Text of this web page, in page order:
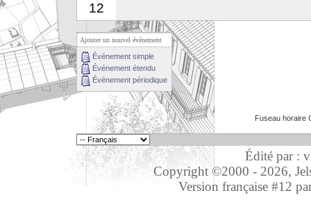
12
Ajouter un nouvel événement
Événement simple
Événement étendu
Événement périodique
Fuseau horaire
Édité par :
Copyright ©2000 - 2026,
Version française #12